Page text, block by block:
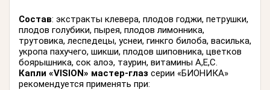
Состав: экстракты клевера, плодов годжи, петрушки,
плодов голубики, пырея, плодов лимонника,
трутовика, леспедецы, уснеи, гинкго билоба, василька,
укропа пахучего, шикши, плодов шиповника, цветков
боярышника, сок алоэ, таурин, витамины А,Е,С.
Капли «VISION» мастер-глаз серии «БИОНИКА»
рекомендуется применять при: